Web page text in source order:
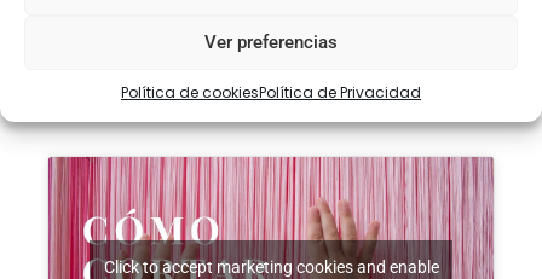
Ver preferencias
Política de cookiesPolítica de Privacidad
Tamaño. 10cm – 15cm – 20cm – 40cm – 60cm
Click to accept marketing cookies and enable